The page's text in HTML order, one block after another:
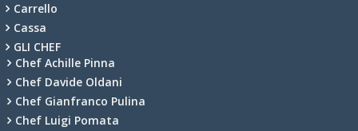
Carrello
Cassa
GLI CHEF
Chef Achille Pinna
Chef Davide Oldani
Chef Gianfranco Pulina
Chef Luigi Pomata